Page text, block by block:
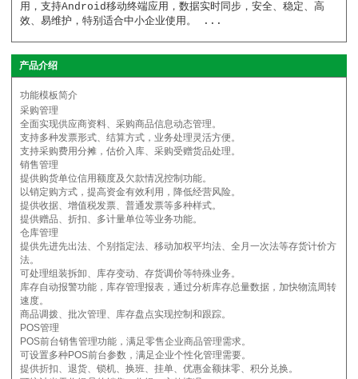
用，支持Android移动终端应用，数据实时同步，安全、稳定、高
效、易维护，特别适合中小企业使用。 ...
产品介绍
功能模板简介
采购管理
全面实现供应商资料、采购商品信息动态管理。
支持多种发票形式、结算方式，业务处理灵活方便。
支持采购费用分摊，估价入库、采购受赠货品处理。
销售管理
提供购货单位信用额度及欠款情况控制功能。
以销定购方式，提高资金有效利用，降低经营风险。
提供收据、增值税发票、普通发票等多种样式。
提供赠品、折扣、多计量单位等业务功能。
仓库管理
提供先进先出法、个别指定法、移动加权平均法、全月一次法等存货计价方
法。
可处理组装拆卸、库存变动、存货调价等特殊业务。
库存自动报警功能，库存管理报表，通过分析库存总量数据，加快物流周转
速度。
商品调拨、批次管理、库存盘点实现控制和跟踪。
POS管理
POS前台销售管理功能，满足零售企业商品管理需求。
可设置多种POS前台参数，满足企业个性化管理需要。
提供折扣、退货、锁机、换班、挂单、优惠金额抹零、积分兑换。